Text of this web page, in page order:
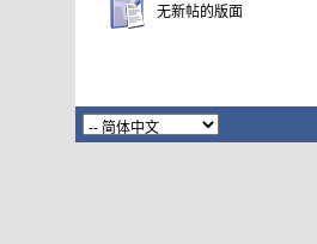
无新帖的版面